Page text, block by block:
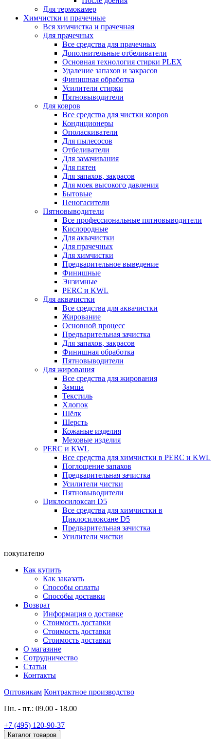
Для термокамер
Химчистки и прачечные
Вся химчистка и прачечная
Для прачечных
Все средства для прачечных
Дополнительные отбеливатели
Основная технология стирки PLEX
Удаление запахов и закрасов
Финишная обработка
Усилители стирки
Пятновыводители
Для ковров
Все средства для чистки ковров
Кондиционеры
Ополаскиватели
Для пылесосов
Отбеливатели
Для замачивания
Для пятен
Для запахов, закрасов
Для моек высокого давления
Бытовые
Пеногасители
Пятновыводители
Все профессиональные пятновыводители
Кислородные
Для аквачистки
Для прачечных
Для химчистки
Предварительное выведение
Финишные
Энзимные
PERC и KWL
Для аквачистки
Все средства для аквачистки
Жирование
Основной процесс
Предварительная зачистка
Для запахов, закрасов
Финишная обработка
Пятновыводители
Для жирования
Все средства для жирования
Замша
Текстиль
Хлопок
Шёлк
Шерсть
Кожаные изделия
Меховые изделия
PERC и KWL
Все средства для химчистки в PERC и KWL
Поглощение запахов
Предварительная зачистка
Усилители чистки
Пятновыводители
Циклосилоксан D5
Все средства для химчистки в
Циклосилоксане D5
Предварительная зачистка
Усилители чистки
покупателю
Как купить
Как заказать
Способы оплаты
Способы доставки
Возврат
Информация о доставке
Стоимость доставки
Стоимость доставки
Стоимость доставки
О магазине
Сотрудничество
Статьи
Контакты
Оптовикам Контрактное производство
Пн. - пт.: 09.00 - 18.00
+7 (495) 120-90-37
Каталог товаров